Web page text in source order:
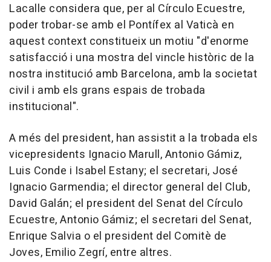
Lacalle considera que, per al Círculo Ecuestre,
poder trobar-se amb el Pontífex al Vaticà en
aquest context constitueix un motiu "d'enorme
satisfacció i una mostra del vincle històric de la
nostra institució amb Barcelona, amb la societat
civil i amb els grans espais de trobada
institucional".
A més del president, han assistit a la trobada els
vicepresidents Ignacio Marull, Antonio Gámiz,
Luis Conde i Isabel Estany; el secretari, José
Ignacio Garmendia; el director general del Club,
David Galán; el president del Senat del Círculo
Ecuestre, Antonio Gámiz; el secretari del Senat,
Enrique Salvia o el president del Comitè de
Joves, Emilio Zegrí, entre altres.